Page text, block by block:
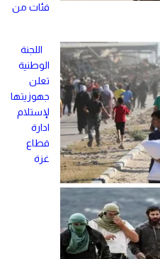
فئات من
اللجنة
الوطنية
تعلن
جهوزيتها
لإستلام
ادارة
قطاع
غزة